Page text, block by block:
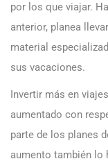
por los que viajar.
anterior, planea
material
sus vacaciones.
Invertir más en
aumentado con
parte de los planes
aumento también lo